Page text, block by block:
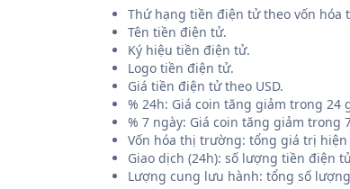
Thứ hạng tiền điện tử theo vốn hóa
Tên tiền điện tử.
Ký hiệu tiền điện tử.
Logo tiền điện tử.
Giá tiền điện tử theo USD.
% 24h: Giá coin tăng giảm trong 24
% 7 ngày: Giá coin tăng giảm trong
Vốn hóa thị trường: tổng giá trị
Giao dịch (24h): số lượng tiền điện
Lượng cung lưu hành: tổng số